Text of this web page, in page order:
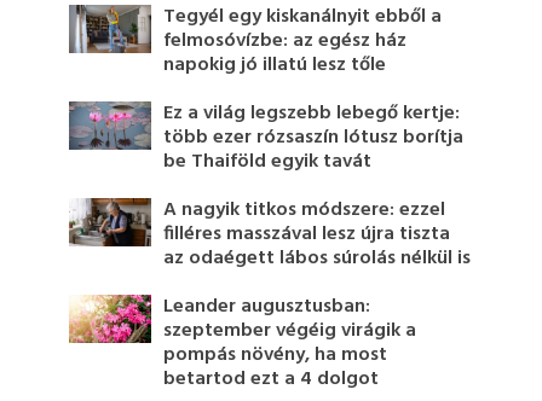
Tegyél egy kiskanálnyit ebből a
felmosóvízbe: az egész ház
napokig jó illatú lesz tőle
Ez a világ legszebb lebegő kertje:
több ezer rózsaszín lótusz borítja
be Thaiföld egyik tavát
A nagyik titkos módszere: ezzel
filléres masszával lesz újra tiszta
az odaégett lábos súrolás nélkül is
Leander augusztusban:
szeptember végéig virágik a
pompás növény, ha most
betartod ezt a 4 dolgot